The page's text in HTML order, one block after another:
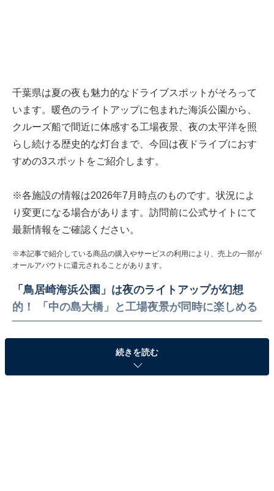
千葉県は夏の夜も魅力的なドライブスポットがそろって
います。暖色のライトアップに包まれた海浜公園から、
クルーズ船で間近に体感する工場夜景、夜の太平洋を照
らし続ける歴史的な灯台まで、今回は夜ドライブにおす
すめの3スポットをご紹介します。
※各施設の情報は2026年7月時点のものです。状況によ
り変更になる場合があります。訪問前に公式サイトにて
最新情報をご確認ください。
※本記事で紹介している商品の購入やサービスの利用により、売上の一部が
オールアバウトに還元されることがあります。
「鳥居崎海浜公園」は夜のライトアップが幻想
的！ 「中の島大橋」と工場夜景が同時に楽しめる
続きを読む